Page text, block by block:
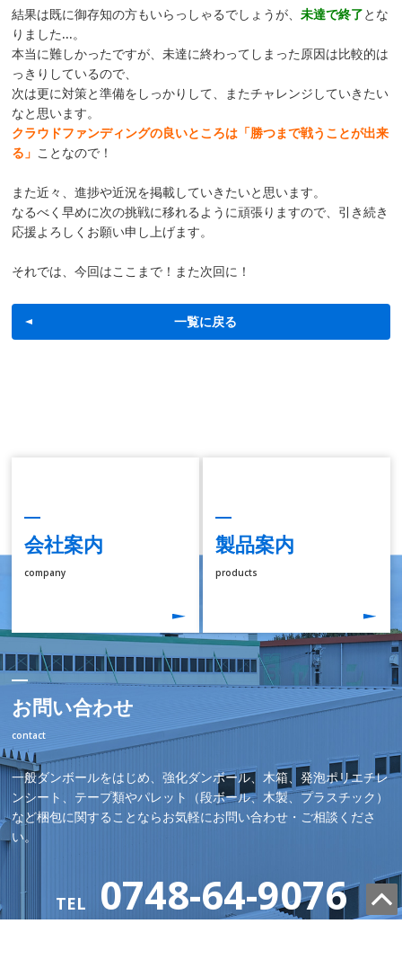
結果は既に御存知の方もいらっしゃるでしょうが、未達で終了とな
りました…。
本当に難しかったですが、未達に終わってしまった原因は比較的は
っきりしているので、
次は更に対策と準備をしっかりして、またチャレンジしていきたい
なと思います。
クラウドファンディングの良いところは「勝つまで戦うことが出来
る」 ことなので！
また近々、進捗や近況を掲載していきたいと思います。
なるべく早めに次の挑戦に移れるように頑張りますので、引き続き
応援よろしくお願い申し上げます。
それでは、今回はここまで！また次回に！
一覧に戻る
会社案内
company
製品案内
products
お問い合わせ
contact
一般ダンボールをはじめ、強化ダンボール、木箱、発泡ポリエチレ
ンシート、テープ類やパレット（段ボール、木製、プラスチック）
など梱包に関することならお気軽にお問い合わせ・ご相談くださ
い。
TEL 0748-64-9076